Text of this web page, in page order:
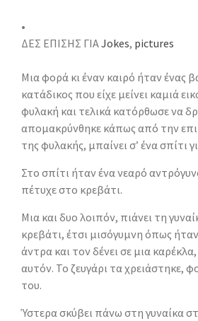
•
ΔΕΣ ΕΠΙΣΗΣ ΓΙΑ Jokes, pictures
Μια φορά κι έναν καιρό ήταν ένας
κατάδικος που είχε μείνει καμιά
φυλακή και τελικά κατόρθωσε να
απομακρύνθηκε κάπως από την
της φυλακής, μπαίνει σ’ ένα σπίτι
Στο σπίτι ήταν ένα νεαρό
πέτυχε στο κρεβάτι.
Μια και δυο λοιπόν, πιάνει τη
κρεβάτι, έτσι μισόγυμνη όπως
άντρα και τον δένει σε μια
αυτόν. Το ζευγάρι τα χρειάστηκε,
του.
Ύστερα σκύβει πάνω στη γυναίκα